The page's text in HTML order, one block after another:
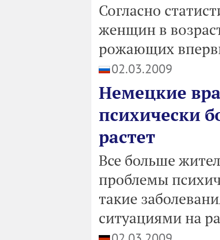
Согласно
женщин в
рожающих
02.03.2009
Немецкие
психически
растет
Все больше
проблемы
такие
ситуациями на